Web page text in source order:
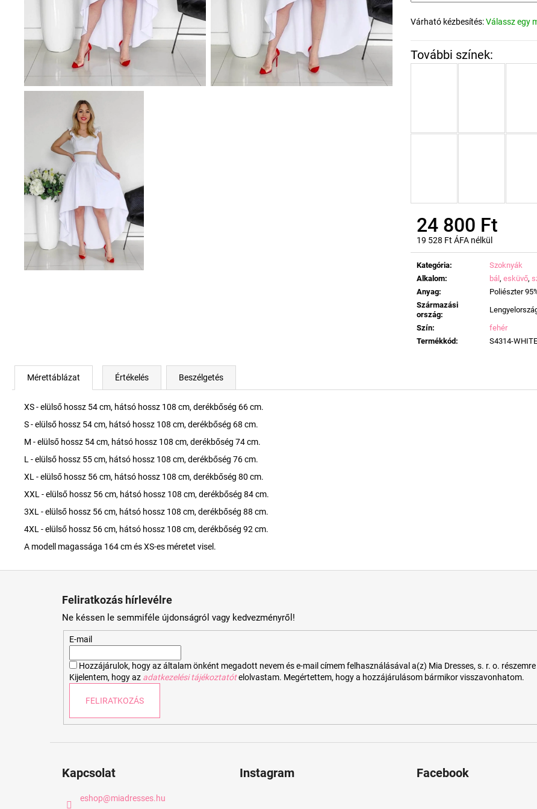
Várható kézbesítés:Válassz egy
24 800 Ft
19 528 Ft ÁFA nélkül
Egységár:
Kategória:
Szoknyák
Alkalom: bál, esküvő,
Anyag:
Poliészter
Származási
ország:
Szín:
fehér
Termékkód: S4314-WHITE
Mérettáblázat Értékelés Beszélgetés
XS - elülső hossz 54 cm, hátsó hossz 108 cm, derékbőség 66 cm.
S - elülső hossz 54 cm, hátsó hossz 108 cm, derékbőség 68 cm.
M - elülső hossz 54 cm, hátsó hossz 108 cm, derékbőség 74 cm.
L - elülső hossz 55 cm, hátsó hossz 108 cm, derékbőség 76 cm.
XL - elülső hossz 56 cm, hátsó hossz 108 cm, derékbőség 80 cm.
XXL - elülső hossz 56 cm, hátsó hossz 108 cm, derékbőség 84 cm.
3XL - elülső hossz 56 cm, hátsó hossz 108 cm, derékbőség 88 cm.
4XL - elülső hossz 56 cm, hátsó hossz 108 cm, derékbőség 92 cm.
A modell magassága 164 cm és XS-es méretet visel.
Feliratkozás hírlevélre
Ne késsen le semmiféle újdonságról vagy kedvezményről!
E-mail
Hozzájárulok, hogy az általam önként megadott nevem és e-mail címem felhasználásával a(z) Mia Dresses, s. r. o.
Kijelentem, hogy az adatkezelési tájékoztatót elolvastam. Megértettem, hogy a hozzájárulásom bármikor visszavonhatom.
FELIRATKOZÁS
Kapcsolat
eshop@miadresses.hu
Instagram Facebook